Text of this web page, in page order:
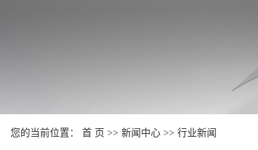
您的当前位置： 首 页 >> 新闻中心 >> 行业新闻